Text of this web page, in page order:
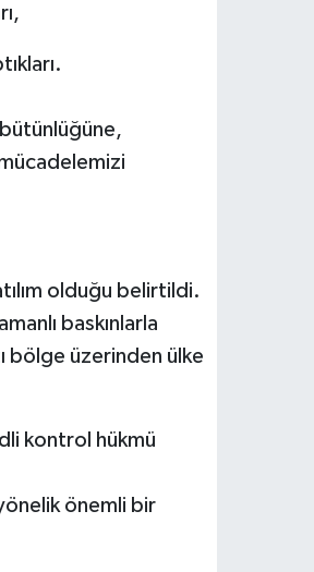
olduğu belirtildi.
baskınlarla
bölge üzerinden ülke
kontrol hükmü
önemli bir